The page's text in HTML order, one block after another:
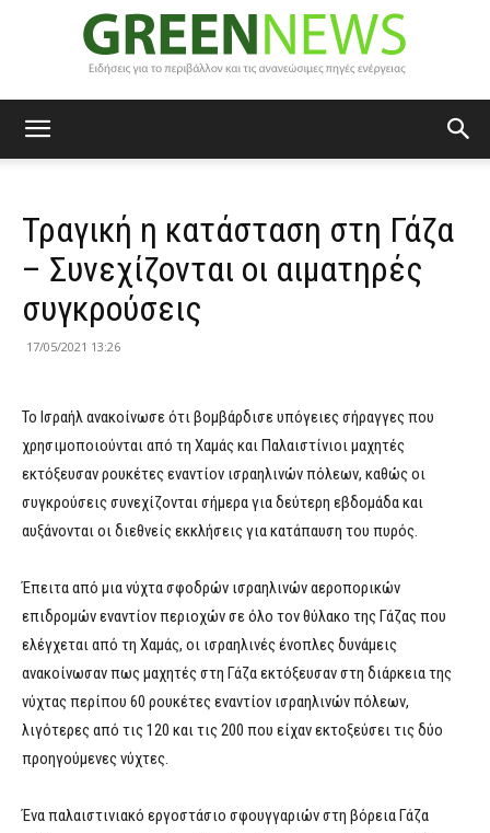
News
Τραγική η κατάσταση στη Γάζα
– Συνεχίζονται οι αιματηρές
συγκρούσεις
17/05/2021 13:26
Το Ισραήλ ανακοίνωσε ότι βομβάρδισε υπόγειες σήραγγες που
χρησιμοποιούνται από τη Χαμάς και Παλαιστίνιοι μαχητές
εκτόξευσαν ρουκέτες εναντίον ισραηλινών πόλεων, καθώς οι
συγκρούσεις συνεχίζονται σήμερα για δεύτερη εβδομάδα και
αυξάνονται οι διεθνείς εκκλήσεις για κατάπαυση του πυρός.
Έπειτα από μια νύχτα σφοδρών ισραηλινών αεροπορικών
επιδρομών εναντίον περιοχών σε όλο τον θύλακο της Γάζας που
ελέγχεται από τη Χαμάς, οι ισραηλινές ένοπλες δυνάμεις
ανακοίνωσαν πως μαχητές στη Γάζα εκτόξευσαν στη διάρκεια της
νύχτας περίπου 60 ρουκέτες εναντίον ισραηλινών πόλεων,
λιγότερες από τις 120 και τις 200 που είχαν εκτοξεύσει τις δύο
προηγούμενες νύχτες.
Ένα παλαιστινιακό εργοστάσιο σφουγγαριών στη βόρεια Γάζα